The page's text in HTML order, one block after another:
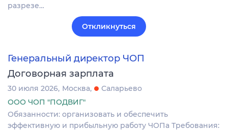
разрезе…
Откликнуться
Генеральный директор ЧОП
Договорная зарплата
30 июля 2026 Москва
Саларьево
ООО ЧОП "ПОДВИГ"
Обязанности: организовать и обеспечить
эффективную и прибыльную работу ЧОПа Требования: